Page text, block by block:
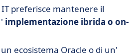
preferisce mantenere il
implementazione ibrida o on-
ecosistema Oracle o di un'